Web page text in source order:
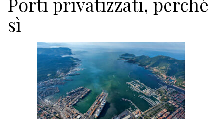
RICERCA
ECONOMIA
TURISMO
CULTURA
sì